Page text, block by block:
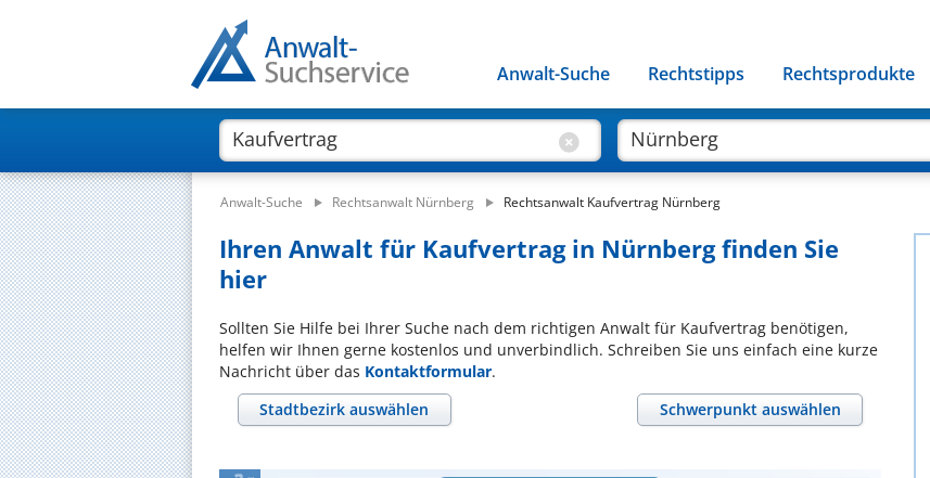
Anwalt-Suche Rechtstipps Rechtsprodukte
Anwalt-Suche Rechtsanwalt Nürnberg Rechtsanwalt Kaufvertrag Nürnberg
Ihren Anwalt für Kaufvertrag in Nürnberg finden Sie
hier
Sollten Sie Hilfe bei Ihrer Suche nach dem richtigen Anwalt für Kaufvertrag benötigen,
helfen wir Ihnen gerne kostenlos und unverbindlich. Schreiben Sie uns einfach eine kurze
Nachricht über das Kontaktformular.
Stadtbezirk auswählen
Schwerpunkt auswählen